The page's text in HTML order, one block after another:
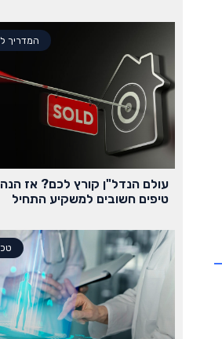
המדריך
טיפים חשובים למשקיע התחיל